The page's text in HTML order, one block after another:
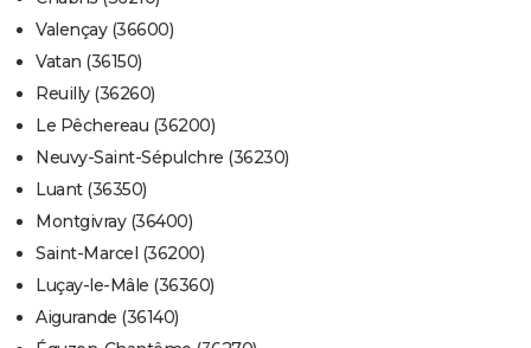
Valençay (36600)
Vatan (36150)
Reuilly (36260)
Le Pêchereau (36200)
Neuvy-Saint-Sépulchre (36230)
Luant (36350)
Montgivray (36400)
Saint-Marcel (36200)
Luçay-le-Mâle (36360)
Aigurande (36140)